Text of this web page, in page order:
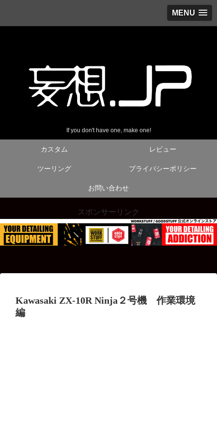
MENU
If you don't have one, make one!
カスタム レビュー
ツーリング プライバシーポリシー
お問い合わせ
スポンサーリンク
Kawasaki ZX-10R Ninja２号機 作業環境
編